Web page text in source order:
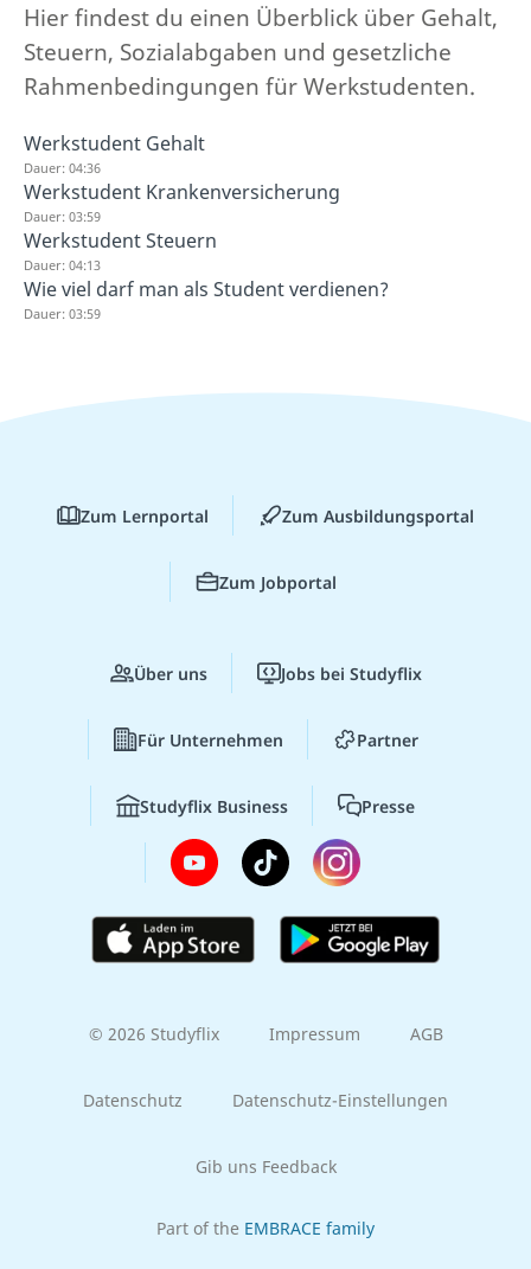
Hier findest du einen Überblick über Gehalt,
Steuern, Sozialabgaben und gesetzliche
Rahmenbedingungen für Werkstudenten.
Werkstudent Gehalt
Dauer: 04:36
Werkstudent Krankenversicherung
Dauer: 03:59
Werkstudent Steuern
Dauer: 04:13
Wie viel darf man als Student verdienen?
Dauer: 03:59
Zum Lernportal Zum Ausbildungsportal
Zum Jobportal
Über uns Jobs bei Studyflix
Für Unternehmen Partner
Studyflix Business Presse
© 2026 Studyflix Impressum AGB
Datenschutz Datenschutz-Einstellungen
Gib uns Feedback
Part of the EMBRACE family